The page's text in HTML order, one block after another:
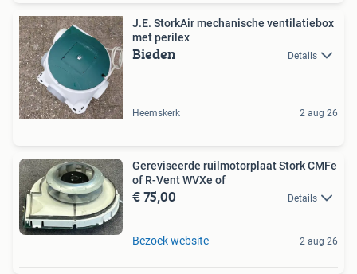
J.E. StorkAir mechanische ventilatiebox
met perilex
Bieden Details
Heemskerk 2 aug 26
Gereviseerde ruilmotorplaat Stork CMFe
of R-Vent WVXe of
€ 75,00 Details
Bezoek website 2 aug 26